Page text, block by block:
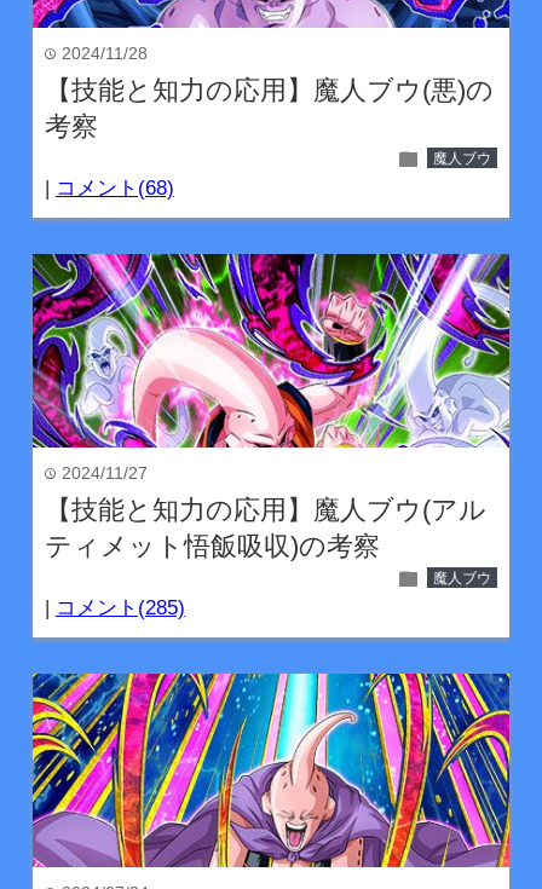
time 2024/11/28
【技能と知力の応用】魔人ブウ(悪)の
考察
folder 魔人ブウ
| コメント(68)
time 2024/11/27
【技能と知力の応用】魔人ブウ(アル
ティメット悟飯吸収)の考察
folder 魔人ブウ
| コメント(285)